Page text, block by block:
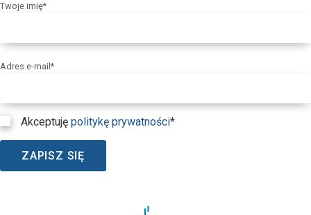
Twoje imię*
Adres e-mail*
Akceptuję politykę prywatności*
ZAPISZ SIĘ